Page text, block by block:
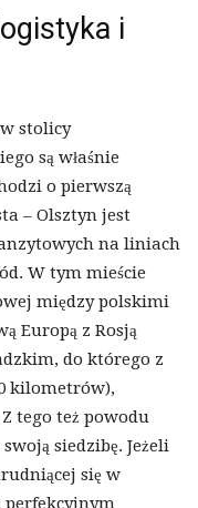
i
stolicy
są właśnie
o pierwszą
– Olsztyn jest
na liniach
W tym mieście
między polskimi
Europą z Rosją
do którego z
kilometrów),
tego też powodu
siedzibę. Jeżeli
się w
perfekcyjnym